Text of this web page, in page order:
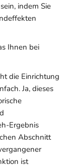
indem Sie
Ihnen bei
die Einrichtung
Ja, dieses
Ergebnis
Abschnitt
ist